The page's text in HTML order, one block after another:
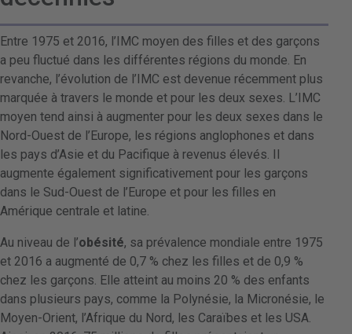
Entre 1975 et 2016, l’IMC moyen des filles et des garçons
a peu fluctué dans les différentes régions du monde. En
revanche, l’évolution de l’IMC est devenue récemment plus
marquée à travers le monde et pour les deux sexes. L’IMC
moyen tend ainsi à augmenter pour les deux sexes dans le
Nord-Ouest de l’Europe, les régions anglophones et dans
les pays d’Asie et du Pacifique à revenus élevés. Il
augmente également significativement pour les garçons
dans le Sud-Ouest de l’Europe et pour les filles en
Amérique centrale et latine.
Au niveau de l’obésité, sa prévalence mondiale entre 1975
et 2016 a augmenté de 0,7 % chez les filles et de 0,9 %
chez les garçons. Elle atteint au moins 20 % des enfants
dans plusieurs pays, comme la Polynésie, la Micronésie, le
Moyen-Orient, l’Afrique du Nord, les Caraïbes et les USA.